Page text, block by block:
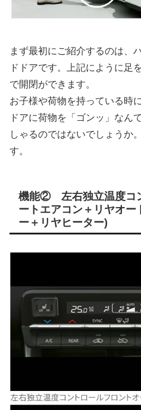
まず最初にご紹介するのは、
ドドアです。上記にように足
で開閉ができます。
お子様や荷物を持っている時
ドアに荷物を「ゴンッ」なん
しゃるのではないでしょうか
す。
機能② 左右独立温度コ
ートエアコン＋リヤオー
ー＋リヤヒーター)